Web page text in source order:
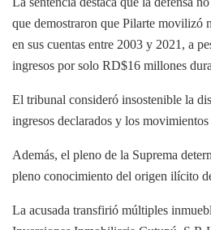
que demostraron que Pilarte movilizó
en sus cuentas entre 2003 y 2021, a
ingresos por solo RD$16 millones
El tribunal consideró insostenible la
ingresos declarados y los
Además, el pleno de la Suprema
pleno conocimiento del origen ilícito
La acusada transfirió múltiples